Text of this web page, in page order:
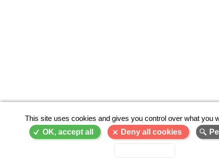
This site uses cookies and gives you control over what you
OK, accept all
Deny all cookies